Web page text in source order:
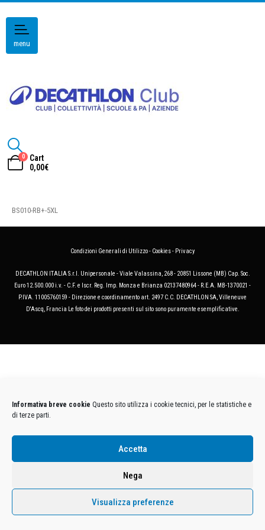
Informativa breve cookie Questo sito utilizza i cookie tecnici, per le statistiche e
di terze parti.
Accetta
Nega
Visualizza preferenze
menu
0
Cart
0,00€
BS010-RB+-5XL
Condizioni Generali di Utilizzo- Cookies- Privacy
DECATHLON ITALIA S.r.l. Unipersonale - Viale Valassina, 268 - 20851 Lissone (MB) Cap. Soc.
Euro 12.500.000 i.v. - C.F. e Iscr. Reg. Imp. Monza e Brianza 02137480964 - R.E.A. MB-1370021 -
P.IVA. 11005760159 - Direzione e coordinamento art. 2497 C.C. DECATHLON SA, Villeneuve
D'Ascq, Francia Le foto dei prodotti presenti sul sito sono puramente esemplificative.